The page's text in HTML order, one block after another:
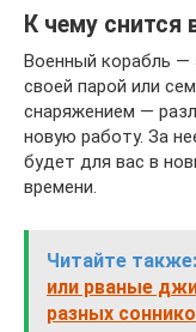
К чему снится
Военный корабль —
своей парой или
снаряжением —
новую работу. За
будет для вас в
времени.
Читайте также:
или рваные
разных